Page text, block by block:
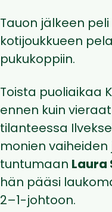
Tauon jälkeen
kotijoukkueen
pukukoppiin.
Toista puoliaikaa
ennen kuin
tilanteessa
monien
tuntumaan Laura
hän pääsi
2–1-johtoon.